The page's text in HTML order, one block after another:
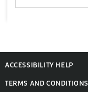
ACCESSIBILITY HELP
TERMS AND CONDITIONS